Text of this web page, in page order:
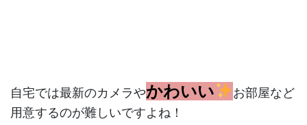
自宅では最新のカメラやかわいい
お部屋など
用意するのが難しいですよね！